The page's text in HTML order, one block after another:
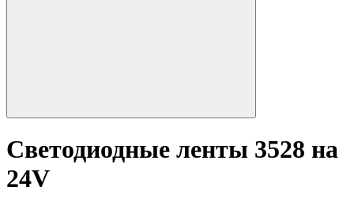
Светодиодные ленты 3528 на
24V